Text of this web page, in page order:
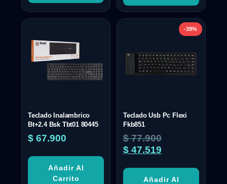
Teclado Inalambrico
Bt+2.4 Bsk Tbt01 80445
$ 67.900
Añadir Al
Carrito
-39%
Teclado Usb Pc Flexi
Fkb851
$77.900
$ 47.519
Añadir Al